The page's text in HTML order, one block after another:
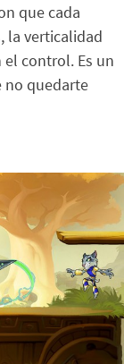
que cada
la verticalidad
control. Es un
no quedarte